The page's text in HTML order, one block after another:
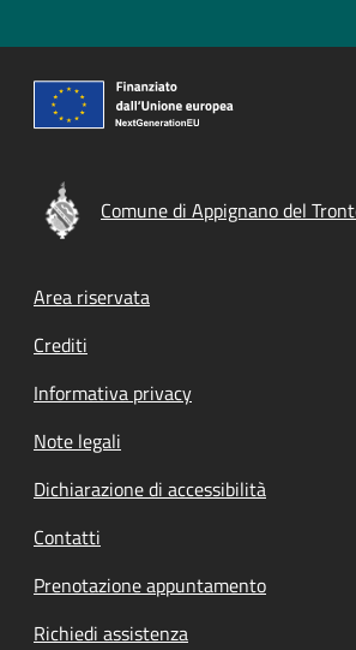
Comune di Appignano del
Footer menu
Area riservata
Crediti
Informativa privacy
Note legali
Dichiarazione di accessibilità
Contatti
Prenotazione appuntamento
Richiedi assistenza